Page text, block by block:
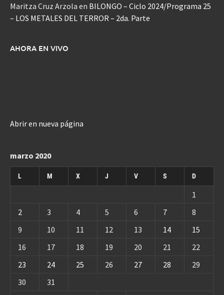
Maritza Cruz Arzola en BILONGO – Ciclo 2024/Programa 25
– LOS METALES DEL TERROR – 2da. Parte
AHORA EN VIVO
Abrir en nueva página
marzo 2020
L M X J V S D
1
2
3 4 5 6 7
8
9
10 11 12 13 14
15
16
17 18 19 20 21
22
23
24 25 26 27 28
29
30
31